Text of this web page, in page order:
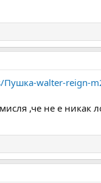
walter-reign-
,че не е никак